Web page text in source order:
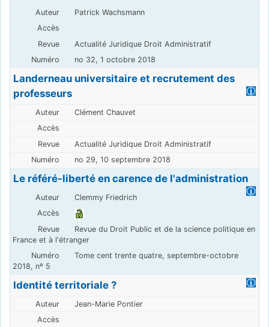
Patrick Wachsmann
Actualité Juridique Droit Administratif
no 32, 1 octobre 2018
Landerneau universitaire et recrutement des
professeurs
Clément Chauvet
Actualité Juridique Droit Administratif
no 29, 10 septembre 2018
Le référé-liberté en carence de l'administration
Clemmy Friedrich
Revue du Droit Public et de la science politique en
France et à l'étranger
Tome cent trente quatre, septembre-octobre
2018, nº 5
Identité territoriale ?
Jean-Marie Pontier